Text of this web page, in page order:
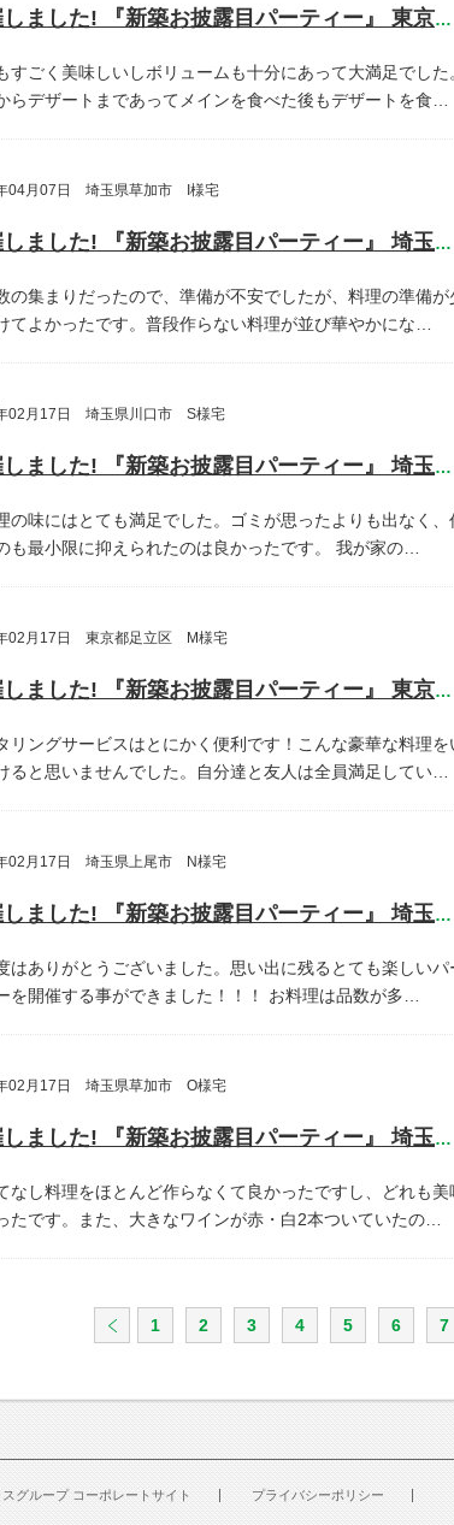
開催しました! 『新築お披露目パーティー』 東京都江戸川区 T様宅
すごく美味しいしボリュームも十分にあって大満足でした
らデザートまであってメインを食べた後もデザートを食…
04月07日 埼玉県草加市 I様宅
開催しました! 『新築お披露目パーティー』 埼玉県草加市 I様宅
の集まりだったので、準備が不安でしたが、料理の準備が
てよかったです。普段作らない料理が並び華やかにな…
02月17日 埼玉県川口市 S様宅
開催しました! 『新築お披露目パーティー』 埼玉県川口市 S様宅
の味にはとても満足でした。ゴミが思ったよりも出なく、
も最小限に抑えられたのは良かったです。
我が家の…
02月17日 東京都足立区 M様宅
開催しました! 『新築お披露目パーティー』 東京都足立区 M様宅
リングサービスはとにかく便利です！こんな豪華な料理を
ると思いませんでした。自分達と友人は全員満足してい…
02月17日 埼玉県上尾市 N様宅
開催しました! 『新築お披露目パーティー』 埼玉県上尾市 N様宅
はありがとうございました。思い出に残るとても楽しいパ
を開催する事ができました！！！
お料理は品数が多…
02月17日 埼玉県草加市 O様宅
開催しました! 『新築お披露目パーティー』 埼玉県草加市 O様宅
なし料理をほとんど作らなくて良かったですし、どれも美
たです。また、大きなワインが赤・白2本ついていたの…
1 2 3 4 5 6 7
スグループ コーポレートサイト
プライバシーポリシー